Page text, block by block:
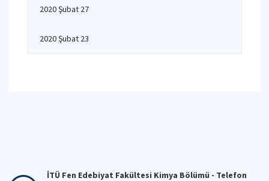
2020 Şubat 27
2020 Şubat 23
İTÜ Fen Edebiyat Fakültesi Kimya Bölümü - Telefon